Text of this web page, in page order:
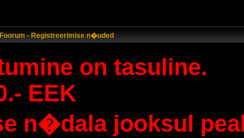
- Registreerimise n�uded
on tasuline.
EEK
n�dala jooksul